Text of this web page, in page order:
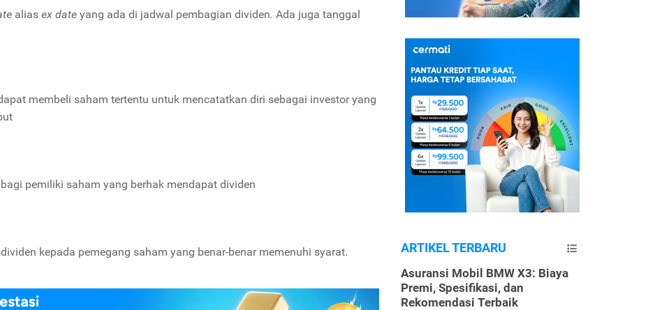
alias ex date yang ada di jadwal pembagian dividen. Ada juga tanggal
membeli saham tertentu untuk mencatatkan diri sebagai investor yang
pemiliki saham yang berhak mendapat dividen
kepada pemegang saham yang benar-benar memenuhi syarat. ARTIKEL TERBARU
Asuransi Mobil BMW X3: Biaya
Premi, Spesifikasi, dan
Rekomendasi Terbaik